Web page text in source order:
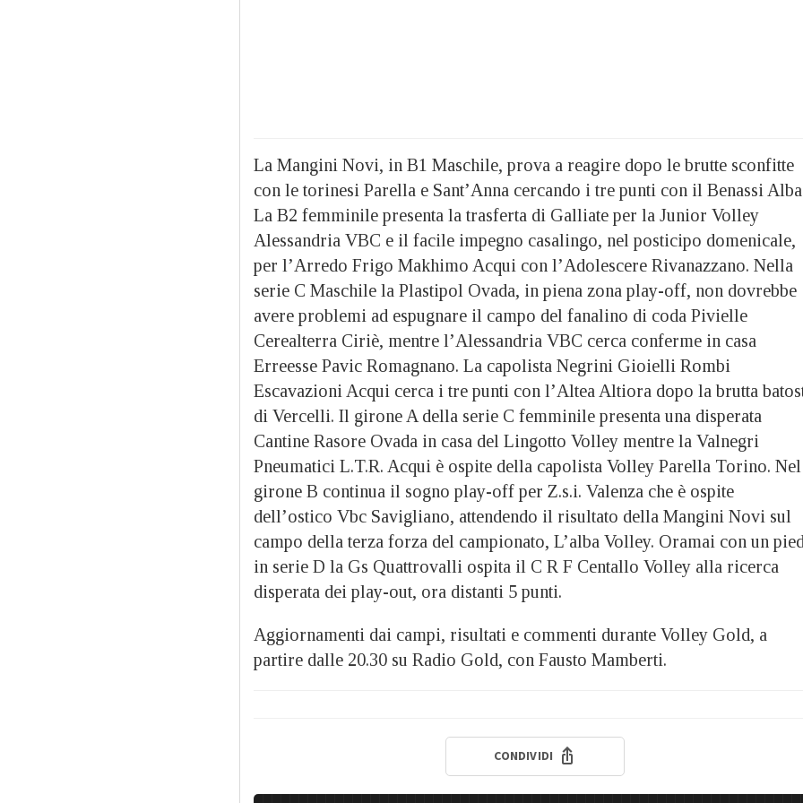
La Mangini Novi, in B1 Maschile, prova a reagire dopo le brutte sconfitte
con le torinesi Parella e Sant’Anna cercando i tre punti con il Benassi
La B2 femminile presenta la trasferta di Galliate per la Junior Volley
Alessandria VBC e il facile impegno casalingo, nel posticipo domenicale,
per l’Arredo Frigo Makhimo Acqui con l’Adolescere Rivanazzano. Nella
serie C Maschile la Plastipol Ovada, in piena zona play-off, non dovrebbe
avere problemi ad espugnare il campo del fanalino di coda Pivielle
Cerealterra Ciriè, mentre l’Alessandria VBC cerca conferme in casa
Erreesse Pavic Romagnano. La capolista Negrini Gioielli Rombi
Escavazioni Acqui cerca i tre punti con l’Altea Altiora dopo la brutta
di Vercelli. Il girone A della serie C femminile presenta una disperata
Cantine Rasore Ovada in casa del Lingotto Volley mentre la Valnegri
Pneumatici L.T.R. Acqui è ospite della capolista Volley Parella Torino. Nel
girone B continua il sogno play-off per Z.s.i. Valenza che è ospite
dell’ostico Vbc Savigliano, attendendo il risultato della Mangini Novi sul
campo della terza forza del campionato, L’alba Volley. Oramai con un
in serie D la Gs Quattrovalli ospita il C R F Centallo Volley alla ricerca
disperata dei play-out, ora distanti 5 punti.
Aggiornamenti dai campi, risultati e commenti durante Volley Gold, a
partire dalle 20.30 su Radio Gold, con Fausto Mamberti.
CONDIVIDI